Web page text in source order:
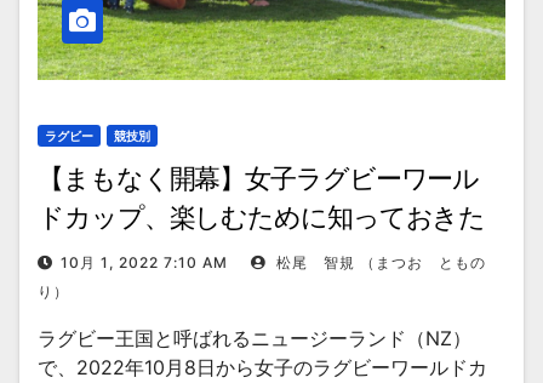
ラグビー 競技別
【まもなく開幕】女子ラグビーワール
ドカップ、楽しむために知っておきた
いポイント
10月 1, 2022 7:10 AM
松尾 智規 （まつお ともの
り）
ラグビー王国と呼ばれるニュージーランド（NZ）
で、2022年10月8日から女子のラグビーワールドカ